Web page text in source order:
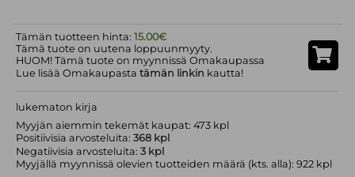
Tämän tuotteen hinta:15.00€
Tämä tuote on uutena loppuunmyyty.
HUOM! Tämä tuote on myynnissä Omakaupassa
Lue lisää Omakaupastatämän linkin kautta!
lukematon kirja
Myyjän aiemmin tekemät kaupat: 473 kpl
Positiivisia arvosteluita:368 kpl
Negatiivisia arvosteluita:3 kpl
Myyjällä myynnissä olevien tuotteiden määrä (kts. alla): 922 kpl